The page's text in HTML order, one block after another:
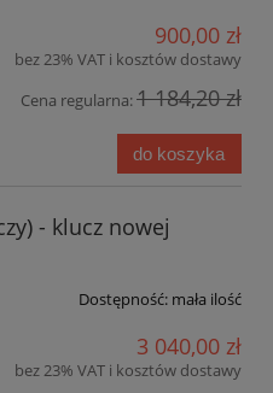
900,00 zł
bez 23% VAT i kosztów dostawy
Cena regularna:1 184,20 zł
do koszyka
- klucz nowej
Dostępność: mała ilość
3 040,00 zł
bez 23% VAT i kosztów dostawy